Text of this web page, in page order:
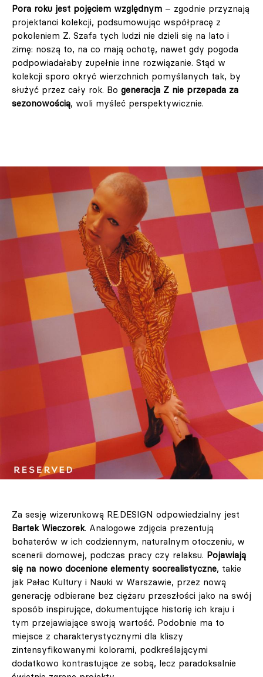
Pora roku jest pojęciem względnym – zgodnie przyznają
projektanci kolekcji, podsumowując współpracę z
pokoleniem Z. Szafa tych ludzi nie dzieli się na lato i
zimę: noszą to, na co mają ochotę, nawet gdy pogoda
podpowiadałaby zupełnie inne rozwiązanie. Stąd w
kolekcji sporo okryć wierzchnich pomyślanych tak, by
służyć przez cały rok. Bo generacja Z nie przepada za
sezonowością, woli myśleć perspektywicznie.
Za sesję wizerunkową RE.DESIGN odpowiedzialny jest
Bartek Wieczorek. Analogowe zdjęcia prezentują
bohaterów w ich codziennym, naturalnym otoczeniu, w
scenerii domowej, podczas pracy czy relaksu. Pojawiają
się na nowo docenione elementy socrealistyczne, takie
jak Pałac Kultury i Nauki w Warszawie, przez nową
generację odbierane bez ciężaru przeszłości jako na swój
sposób inspirujące, dokumentujące historię ich kraju i
tym przejawiające swoją wartość. Podobnie ma to
miejsce z charakterystycznymi dla kliszy
zintensyfikowanymi kolorami, podkreślającymi
dodatkowo kontrastujące ze sobą, lecz paradoksalnie